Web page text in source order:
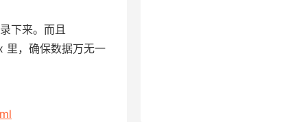
下来。而且
里，确保数据万无一